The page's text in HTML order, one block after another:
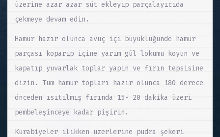
üzerine azar azar süt ekleyip parçalayıcıda
çekmeye devam edin.
Hamur hazır olunca avuç içi büyüklüğünde hamur
parçası koparıp içine yarım gül lokumu koyun ve
kapatıp yuvarlak toplar yapın ve fırın tepsisine
dizin. Tüm hamur topları hazır olunca 180 derece
önceden ısıtılmış fırında 15- 20 dakika üzeri
pembeleşinceye kadar pişirin.
Kurabiyeler ılıkken üzerlerine pudra şekeri